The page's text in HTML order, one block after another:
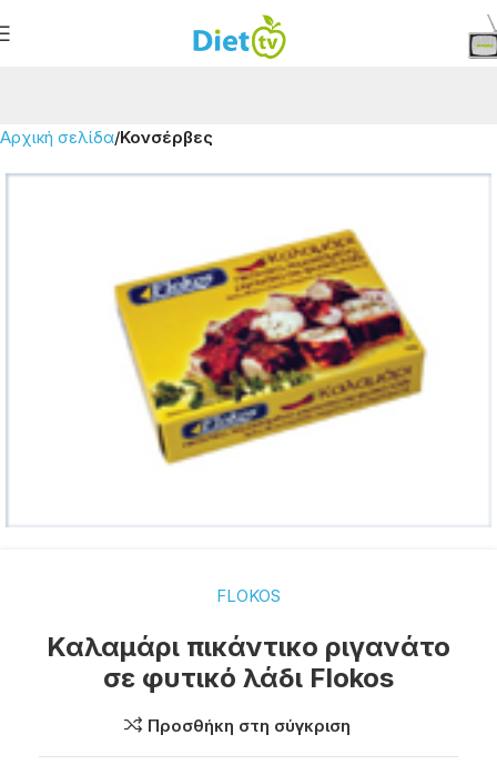
Αρχική σελίδα Κονσέρβες
FLOKOS
Καλαμάρι πικάντικο ριγανάτο
σε φυτικό λάδι Flokos
Προσθήκη στη σύγκριση